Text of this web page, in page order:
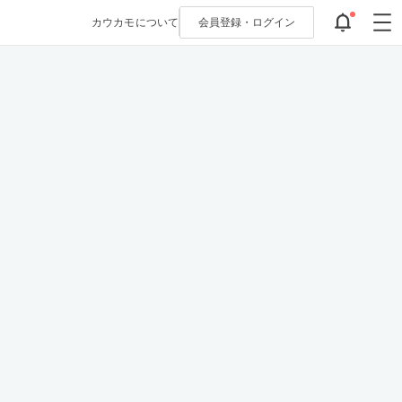
カウカモについて 会員登録・ ログイン